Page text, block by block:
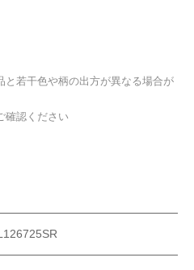
と若干色や柄の出方が異なる場合が
確認ください